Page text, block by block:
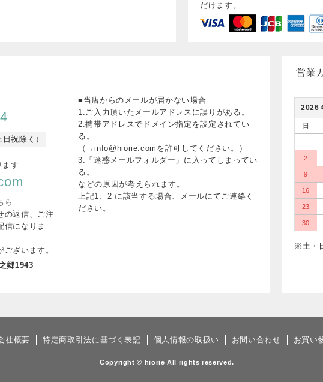
だけます。
祝除く）
ます
ら
の返信、ご注
信になりま
ざいます。
郷1943
■当店からのメールが届かない場合
1.ご入力頂いたメールアドレスに誤りがある。
2.携帯アドレスでドメイン指定を設定されてい
る。
（→info@hiorie.comを許可してください。）
3.「迷惑メールフォルダー」に入ってしまってい
る。
などの原因が考えられます。
上記1、2 に該当する場合、メールにてご連絡く
ださい。
営業
※土・
2026
日
2
9
16
23
30
社概要 特定商取引法に基づく表記 個人情報の取扱い お問い合わせ お買い
Copyright © hiorie All rights reserved.